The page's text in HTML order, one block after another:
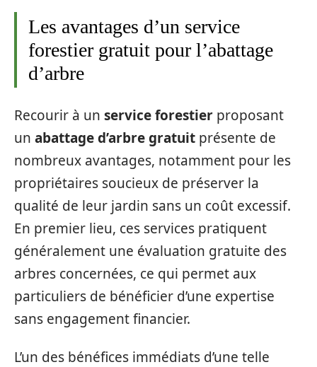
Les avantages d’un service
forestier gratuit pour l’abattage
d’arbre
Recourir à un service forestier proposant
un abattage d’arbre gratuit présente de
nombreux avantages, notamment pour les
propriétaires soucieux de préserver la
qualité de leur jardin sans un coût excessif.
En premier lieu, ces services pratiquent
généralement une évaluation gratuite des
arbres concernées, ce qui permet aux
particuliers de bénéficier d’une expertise
sans engagement financier.
L’un des bénéfices immédiats d’une telle